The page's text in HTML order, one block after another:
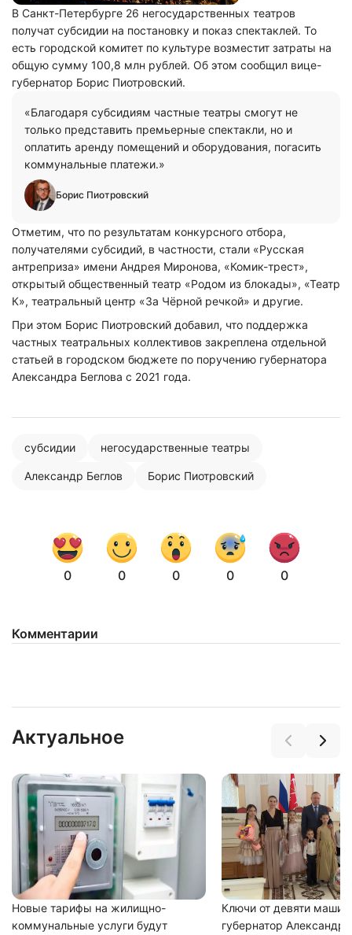
В Санкт-Петербурге 26 негосударственных театров
получат субсидии на постановку и показ спектаклей. То
есть городской комитет по культуре возместит затраты на
общую сумму 100,8 млн рублей. Об этом сообщил вице-
губернатор Борис Пиотровский.
«Благодаря субсидиям частные театры смогут не
только представить премьерные спектакли, но и
оплатить аренду помещений и оборудования, погасить
коммунальные платежи.»
Борис Пиотровский
Отметим, что по результатам конкурсного отбора,
получателями субсидий, в частности, стали «Русская
антреприза» имени Андрея Миронова, «Комик-трест»,
открытый общественный театр «Родом из блокады», «Театр
К», театральный центр «За Чёрной речкой» и другие.
При этом Борис Пиотровский добавил, что поддержка
частных театральных коллективов закреплена отдельной
статьей в городском бюджете по поручению губернатора
Александра Беглова с 2021 года.
субсидии негосударственные театры
Александр Беглов Борис Пиотровский
0 0 0 0 0
Комментарии
Актуальное
Новые тарифы на жилищно-
коммунальные услуги будут
Ключи от девяти машин
губернатор Александр
Нажимая на кнопку "Отправить" вы